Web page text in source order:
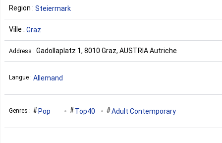
Region : Steiermark
Ville : Graz
Address : Gadollaplatz 1, 8010 Graz, AUSTRIA Autriche
Langue : Allemand
Genres : Pop Top40 Adult Contemporary